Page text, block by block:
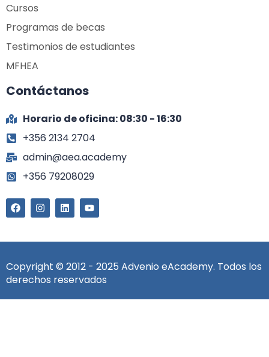
Cursos
Programas de becas
Testimonios de estudiantes
MFHEA
Contáctanos
Horario de oficina: 08:30 - 16:30
+356 2134 2704
admin@aea.academy
+356 79208029
Copyright © 2012 - 2025 Advenio eAcademy. Todos los
derechos reservados